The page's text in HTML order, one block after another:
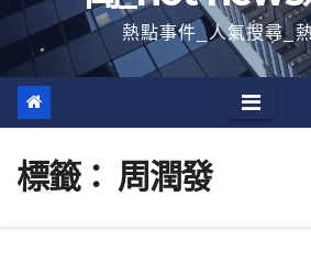
熱點事件_人氣搜尋_
標籤： 周潤發